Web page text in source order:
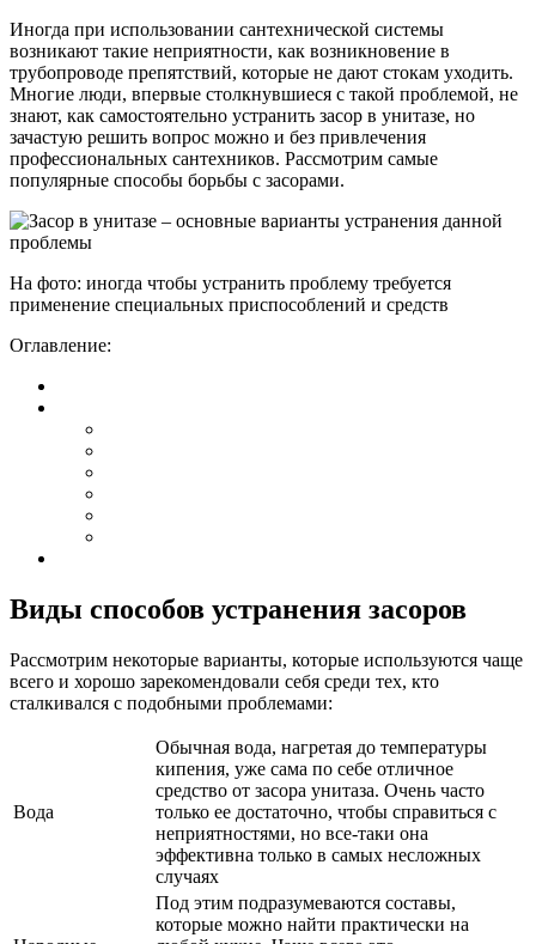
Иногда при использовании сантехнической системы
возникают такие неприятности, как возникновение в
трубопроводе препятствий, которые не дают стокам уходить.
Многие люди, впервые столкнувшиеся с такой проблемой, не
знают, как самостоятельно устранить засор в унитазе, но
зачастую решить вопрос можно и без привлечения
профессиональных сантехников. Рассмотрим самые
популярные способы борьбы с засорами.
На фото: иногда чтобы устранить проблему требуется
применение специальных приспособлений и средств
Оглавление:
Виды способов устранения засоров
Рассмотрим некоторые варианты, которые используются чаще
всего и хорошо зарекомендовали себя среди тех, кто
сталкивался с подобными проблемами:
Вода
Обычная вода, нагретая до температуры
кипения, уже сама по себе отличное
средство от засора унитаза. Очень часто
только ее достаточно, чтобы справиться с
неприятностями, но все-таки она
эффективна только в самых несложных
случаях
Под этим подразумеваются составы,
которые можно найти практически на